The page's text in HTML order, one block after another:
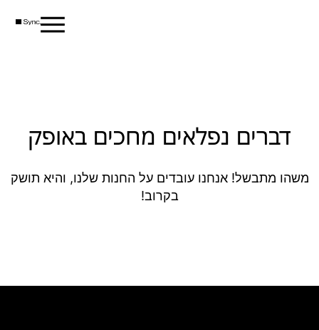
דברים נפלאים מחכים באופק
משהו מתבשל! אנחנו עובדים על החנות שלנו, והיא תושק
בקרוב!